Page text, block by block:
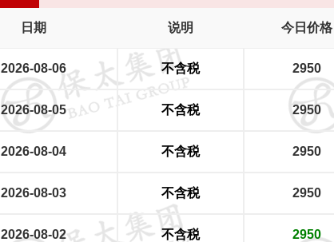
日期 说明 今日价格
2026-08-06 不含税 2950
2026-08-05 不含税 2950
2026-08-04 不含税 2950
2026-08-03 不含税 2950
2026-08-02 不含税 2950